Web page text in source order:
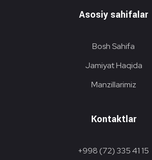
Asosiy sahifalar
Bosh Sahifa
Jamiyat Haqida
Manzillarimiz
Kontaktlar
+998 (72) 335 41 15